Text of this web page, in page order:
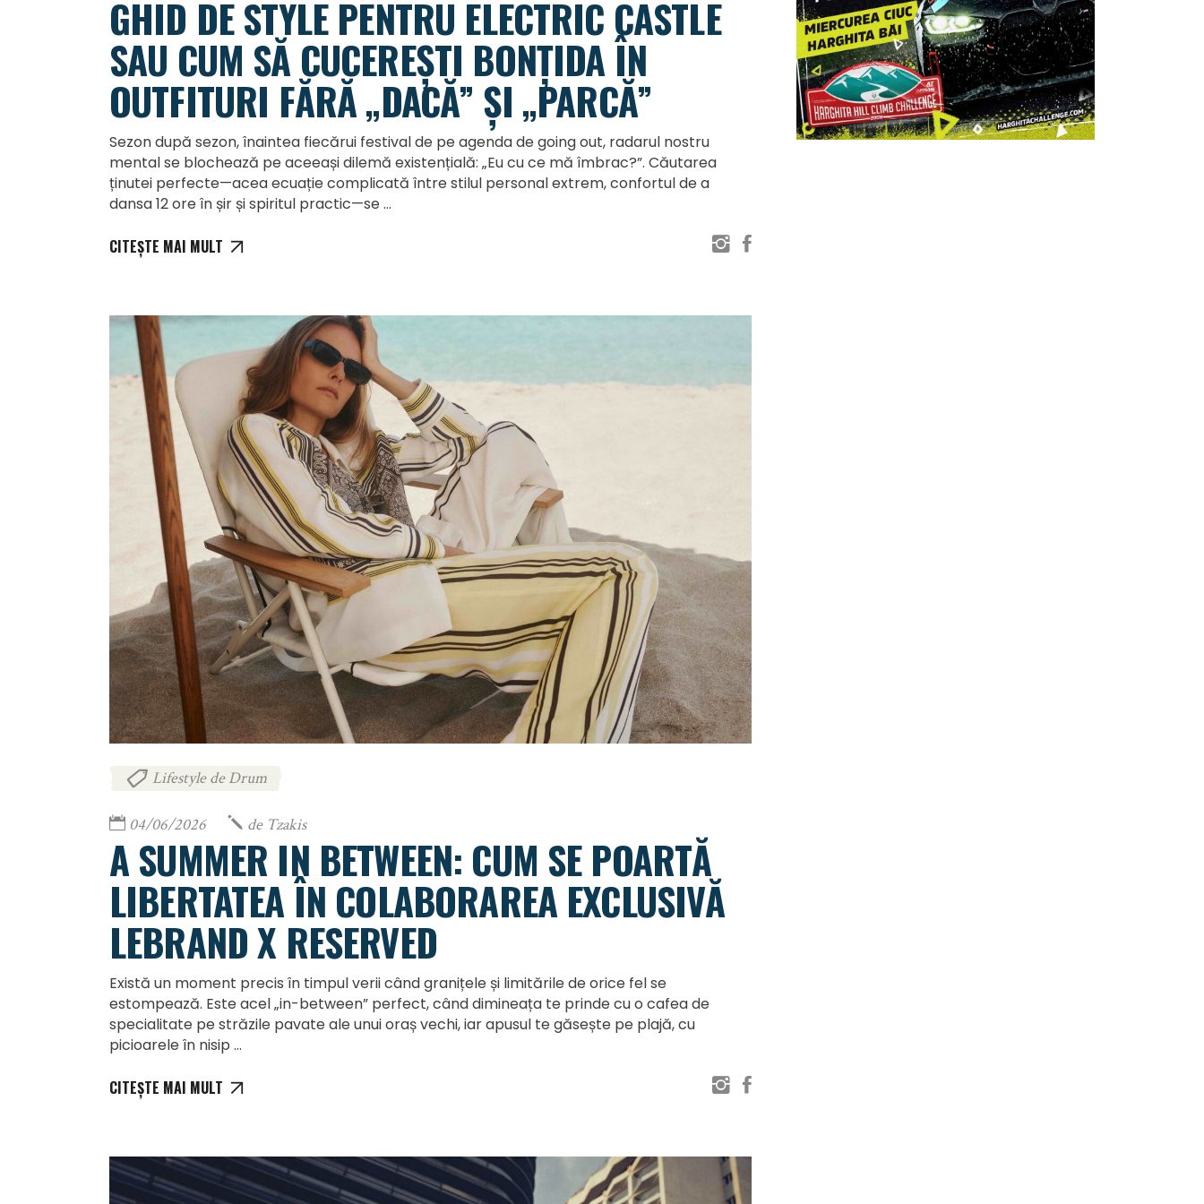
GHID DE STYLE PENTRU ELECTRIC CASTLE
SAU CUM SĂ CUCEREȘTI BONȚIDA ÎN
OUTFITURI FĂRĂ „DACĂ” ȘI „PARCĂ”
Sezon după sezon, înaintea fiecărui festival de pe agenda de going out, radarul nostru
mental se blochează pe aceeași dilemă existențială: „Eu cu ce mă îmbrac?”. Căutarea
ținutei perfecte—acea ecuație complicată între stilul personal extrem, confortul de a
dansa 12 ore în șir și spiritul practic—se
CITEȘTE MAI MULT
Lifestyle de Drum
04/06/2026 de Tzakis
A SUMMER IN BETWEEN: CUM SE POARTĂ
LIBERTATEA ÎN COLABORAREA EXCLUSIVĂ
LEBRAND X RESERVED
Există un moment precis în timpul verii când granițele și limitările de orice fel se
estompează. Este acel „in-between” perfect, când dimineața te prinde cu o cafea de
specialitate pe străzile pavate ale unui oraș vechi, iar apusul te găsește pe plajă, cu
picioarele în nisip
CITEȘTE MAI MULT